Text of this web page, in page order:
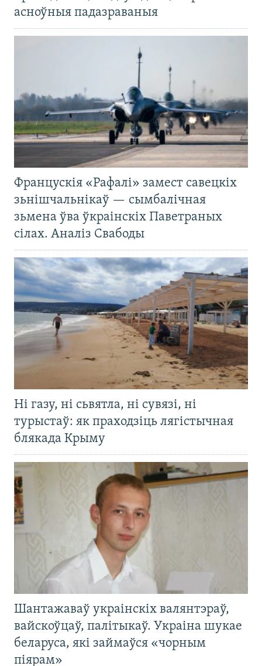
асноўныя падазраваныя
Францускія «Рафалі» замест савецкіх
зьнішчальнікаў — сымбалічная
зьмена ўва ўкраінскіх Паветраных
сілах. Аналіз Свабоды
Ні газу, ні сьвятла, ні сувязі, ні
турыстаў: як праходзіць лягістычная
блякада Крыму
Шантажаваў украінскіх валянтэраў,
вайскоўцаў, палітыкаў. Украіна шукае
беларуса, які займаўся «чорным
піярам»